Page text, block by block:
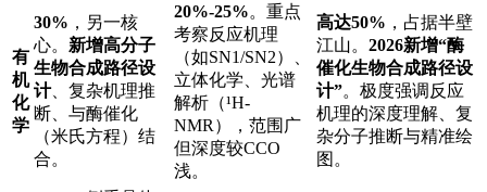
有
机
化
学
30% ，另一核
心。 新增高分子
生物合成路径设
计、复杂机理推
断、与酶催化
（米氏方程）结
合。
20%-25%。重点
考察反应机理
（如SN1/SN2）、
立体化学、光谱
解析（¹H-
NMR），范围广
但深度较CCO
浅。
高达50% ，占据半壁
江山。 2026新增“酶
催化生物合成路径设
计”。极度强调反应
机理的深度理解、复
杂分子推断与精准绘
图。